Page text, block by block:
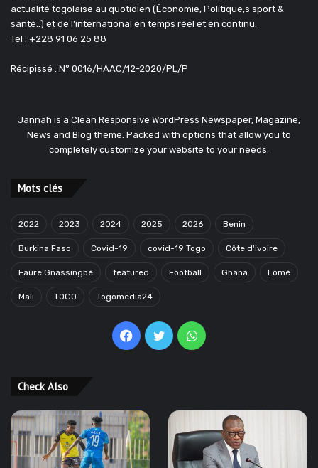
actualité togolaise au quotidien (Économie, Politique,s sport &
santé..) et de l'international en temps réel et en continu.
Tel : +228 91 06 25 88
Récipissé : N° 0016/HAAC/12-2020/PL/P
Jannah is a Clean Responsive WordPress Newspaper, Magazine,
News and Blog theme. Packed with options that allow you to
completely customize your website to your needs.
Mots clés
2022 2023 2024 2025 2026 Benin
Burkina Faso Covid-19 covid-19 Togo Côte d'ivoire
Faure Gnassingbé featured Football Ghana Lomé
Mali TOGO Togomedia24
Facebook
TwitterWhatsApp
Check Also